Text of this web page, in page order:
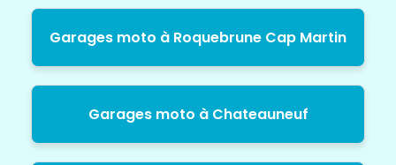
Garages moto à Roquebrune Cap Martin
Garages moto à Chateauneuf